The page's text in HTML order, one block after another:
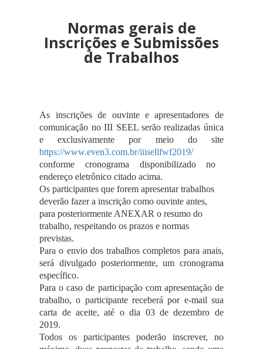
Normas gerais de
Inscrições e Submissões
de Trabalhos
As inscrições de ouvinte e apresentadores de
comunicação no III SEEL serão realizadas única
e exclusivamente por meio do site
https://www.even3.com.br/iiisellfwf2019/
conforme cronograma disponibilizado no
endereço eletrônico citado acima.
Os participantes que forem apresentar trabalhos
deverão fazer a inscrição como ouvinte antes,
para posteriormente ANEXAR o resumo do
trabalho, respeitando os prazos e normas
previstas.
Para o envio dos trabalhos completos para anais,
será divulgado posteriormente, um cronograma
específico.
Para o caso de participação com apresentação de
trabalho, o participante receberá por e-mail sua
carta de aceite, até o dia 03 de dezembro de
2019.
Todos os participantes poderão inscrever, no